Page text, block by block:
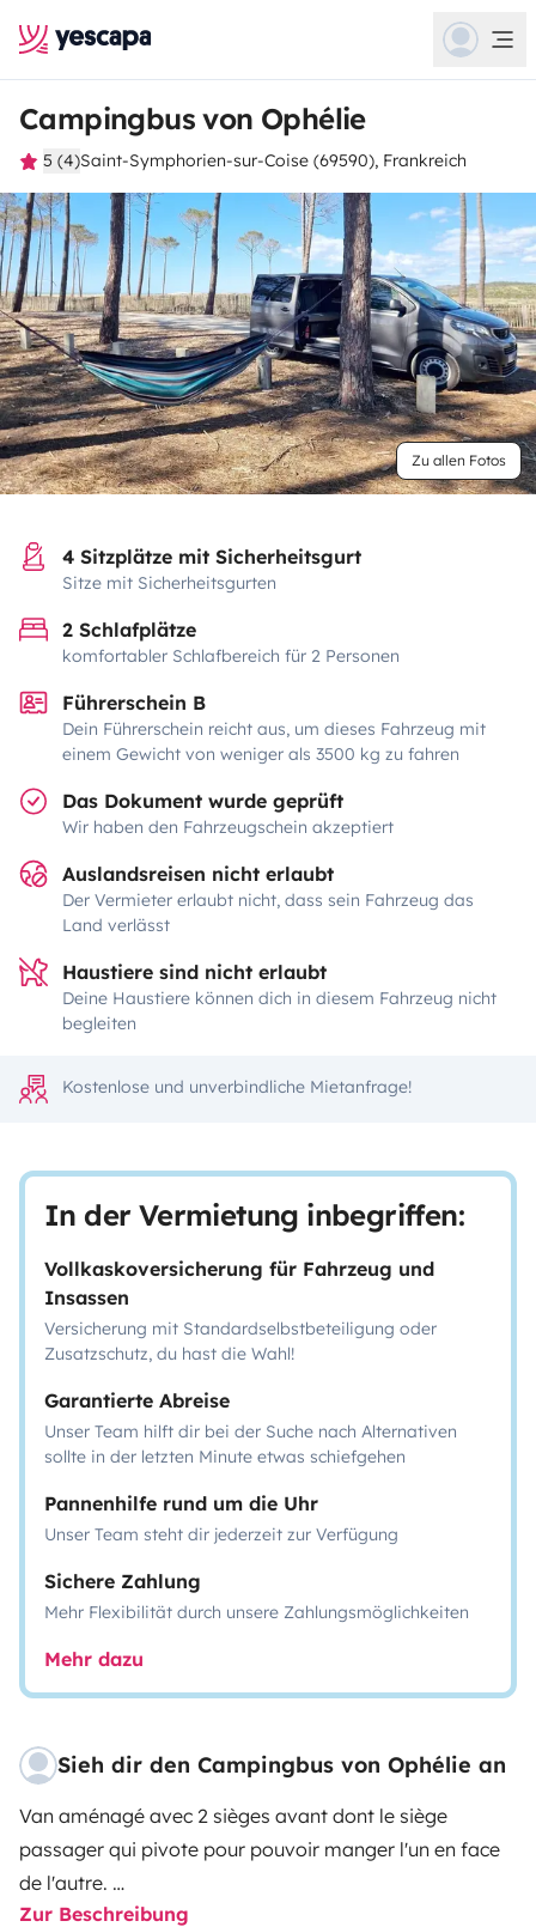
Campingbus von Ophélie
5 (4)Saint-Symphorien-sur-Coise (69590), Frankreich
Zu allen Fotos
4 Sitzplätze mit Sicherheitsgurt
Sitze mit Sicherheitsgurten
2 Schlafplätze
komfortabler Schlafbereich für 2 Personen
Führerschein B
Dein Führerschein reicht aus, um dieses Fahrzeug mit
einem Gewicht von weniger als 3500 kg zu fahren
Das Dokument wurde geprüft
Wir haben den Fahrzeugschein akzeptiert
Auslandsreisen nicht erlaubt
Der Vermieter erlaubt nicht, dass sein Fahrzeug das
Land verlässt
Haustiere sind nicht erlaubt
Deine Haustiere können dich in diesem Fahrzeug nicht
begleiten
Kostenlose und unverbindliche Mietanfrage!
In der Vermietung inbegriffen:
Vollkaskoversicherung für Fahrzeug und
Insassen
Versicherung mit Standardselbstbeteiligung oder
Zusatzschutz, du hast die Wahl!
Garantierte Abreise
Unser Team hilft dir bei der Suche nach Alternativen
sollte in der letzten Minute etwas schiefgehen
Pannenhilfe rund um die Uhr
Unser Team steht dir jederzeit zur Verfügung
Sichere Zahlung
Mehr Flexibilität durch unsere Zahlungsmöglichkeiten
Mehr dazu
Sieh dir den Campingbus von Ophélie an
Van aménagé avec 2 sièges avant dont le siège
passager qui pivote pour pouvoir manger l'un en face
de l'autre.
Zur Beschreibung